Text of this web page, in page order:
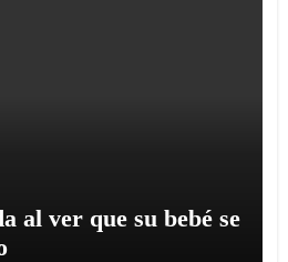
al ver que su bebé se